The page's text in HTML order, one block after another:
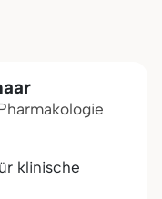
klinische